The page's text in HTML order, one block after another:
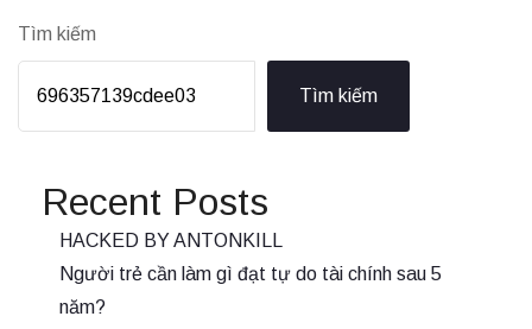
Tìm kiếm
Tìm kiếm
Recent Posts
HACKED BY ANTONKILL
Người trẻ cần làm gì đạt tự do tài chính sau 5
năm?